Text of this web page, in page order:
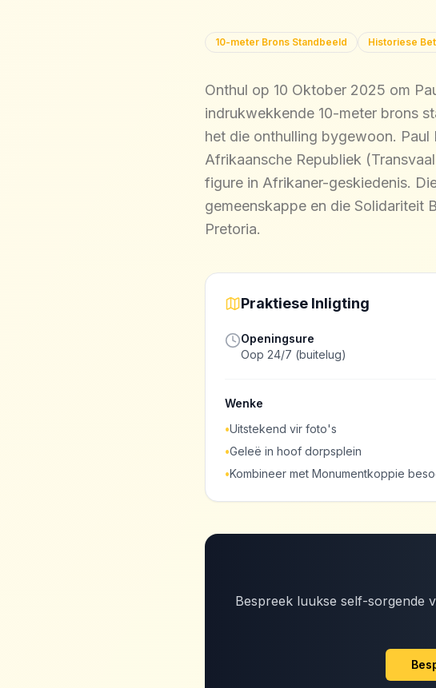
10-meter Brons Standbeeld Historiese
Onthul op 10 Oktober 2025 om
indrukwekkende 10-meter brons
het die onthulling bygewoon.
Afrikaansche Republiek
figure in Afrikaner-geskiedenis.
gemeenskappe en die Solidariteit
Pretoria.
Praktiese Inligting
Openingsure
Oop 24/7 (buitelug)
Wenke
•Uitstekend vir foto's
•Geleë in hoof dorpsplein
•Kombineer met Monumentkoppie
Bespreek luukse self-sorgende